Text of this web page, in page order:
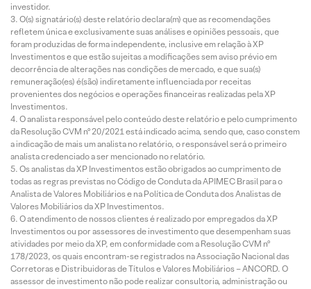
investidor.
O(s) signatário(s) deste relatório declara(m) que as recomendações
refletem única e exclusivamente suas análises e opiniões pessoais, que
foram produzidas de forma independente, inclusive em relação à XP
Investimentos e que estão sujeitas a modificações sem aviso prévio em
decorrência de alterações nas condições de mercado, e que sua(s)
remuneração(es) é(são) indiretamente influenciada por receitas
provenientes dos negócios e operações financeiras realizadas pela XP
Investimentos.
O analista responsável pelo conteúdo deste relatório e pelo cumprimento
da Resolução CVM nº 20/2021 está indicado acima, sendo que, caso constem
a indicação de mais um analista no relatório, o responsável será o primeiro
analista credenciado a ser mencionado no relatório.
Os analistas da XP Investimentos estão obrigados ao cumprimento de
todas as regras previstas no Código de Conduta da APIMEC Brasil para o
Analista de Valores Mobiliários e na Política de Conduta dos Analistas de
Valores Mobiliários da XP Investimentos.
O atendimento de nossos clientes é realizado por empregados da XP
Investimentos ou por assessores de investimento que desempenham suas
atividades por meio da XP, em conformidade com a Resolução CVM nº
178/2023, os quais encontram-se registrados na Associação Nacional das
Corretoras e Distribuidoras de Títulos e Valores Mobiliários – ANCORD. O
assessor de investimento não pode realizar consultoria, administração ou